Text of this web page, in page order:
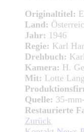
Originaltitel:
Land:
Jahr: 1946
Regie: Karl
Drehbuch:
Kamera: H.
Mit: Lotte
Quelle: 35-
Restaurierte
Zurück